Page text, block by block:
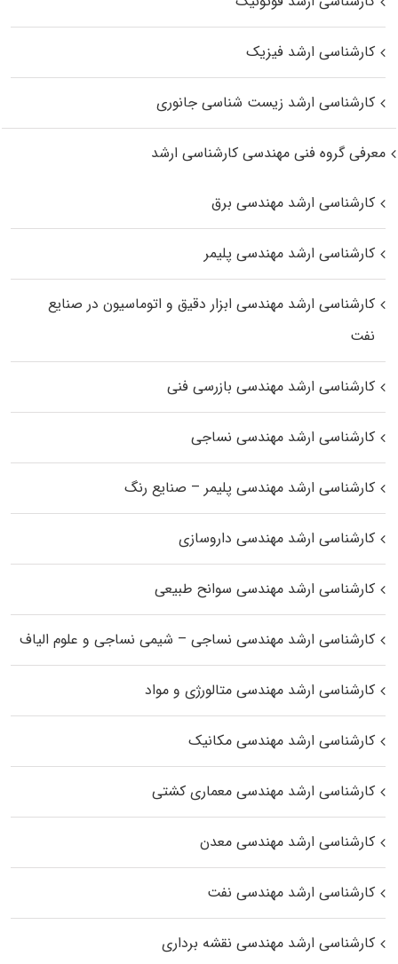
کارشناسی ارشد فیزیک
کارشناسی ارشد زیست‌ شناسی جانوری
معرفی گروه فنی مهندسی کارشناسی ارشد
کارشناسی ارشد مهندسی برق
کارشناسی ارشد مهندسی پلیمر
کارشناسی ارشد مهندسی ابزار دقیق و اتوماسیون در صنایع
نفت
کارشناسی ارشد مهندسی بازرسی فنی
کارشناسی ارشد مهندسی نساجی
کارشناسی ارشد مهندسی پلیمر – صنایع رنگ
کارشناسی ارشد مهندسی داروسازی
کارشناسی ارشد مهندسی سوانح طبیعی
کارشناسی ارشد مهندسی نساجی – شیمی نساجی و علوم الیاف
کارشناسی ارشد مهندسی متالورژی و مواد
کارشناسی ارشد مهندسی مکانیک
کارشناسی ارشد مهندسی معماری کشتی
کارشناسی ارشد مهندسی معدن
کارشناسی ارشد مهندسی نفت
کارشناسی ارشد مهندسی نقشه برداری